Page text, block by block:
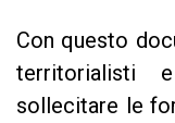
Con questo
territorialisti
sollecitare le